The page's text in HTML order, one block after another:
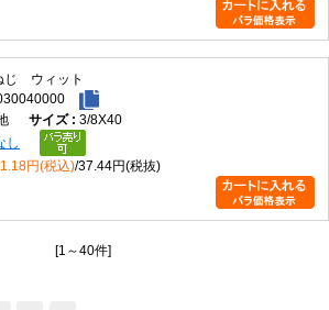
じ ウィット
3/8X40
し
円(税込) 37.44円(税抜)
[1～40件]